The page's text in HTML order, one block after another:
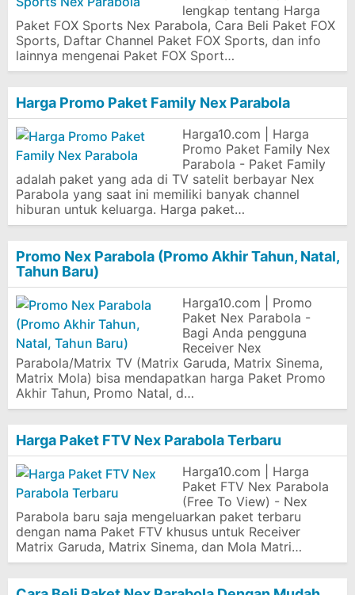
lengkap tentang Harga
Paket FOX Sports Nex Parabola, Cara Beli Paket FOX
Sports, Daftar Channel Paket FOX Sports, dan info
lainnya mengenai Paket FOX Sport…
Harga Promo Paket Family Nex Parabola
Harga10.com | Harga
Promo Paket Family Nex
Parabola - Paket Family
adalah paket yang ada di TV satelit berbayar Nex
Parabola yang saat ini memiliki banyak channel
hiburan untuk keluarga. Harga paket…
Promo Nex Parabola (Promo Akhir Tahun, Natal,
Tahun Baru)
Harga10.com | Promo
Paket Nex Parabola -
Bagi Anda pengguna
Receiver Nex
Parabola/Matrix TV (Matrix Garuda, Matrix Sinema,
Matrix Mola) bisa mendapatkan harga Paket Promo
Akhir Tahun, Promo Natal, d…
Harga Paket FTV Nex Parabola Terbaru
Harga10.com | Harga
Paket FTV Nex Parabola
(Free To View) - Nex
Parabola baru saja mengeluarkan paket terbaru
dengan nama Paket FTV khusus untuk Receiver
Matrix Garuda, Matrix Sinema, dan Mola Matri…